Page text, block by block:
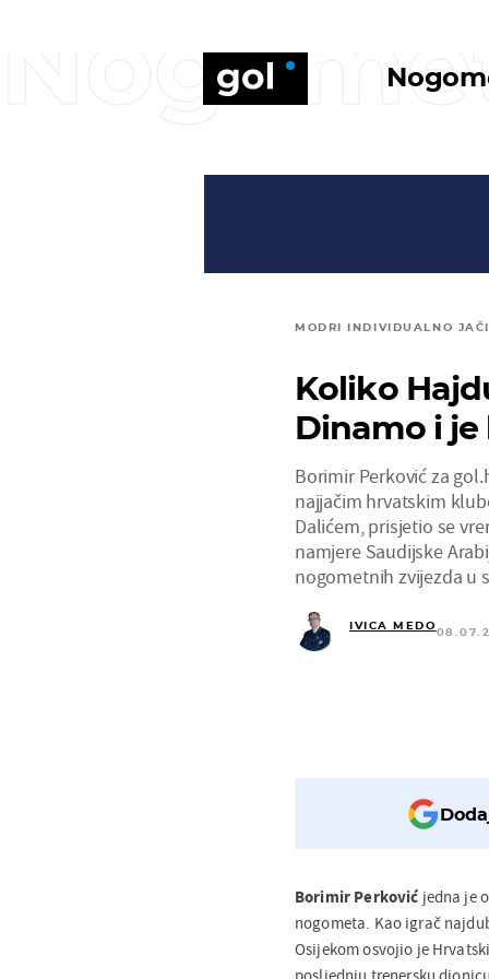
MODRI INDIVIDUALNO JAČI
Koliko
Dinamo i
Borimir Perković za
najjačim hrvatskim
Dalićem, prisjetio se
namjere Saudijske
nogometnih zvijezda u
IVICA MEDO
Borimir Perković jedna je
nogometa. Kao igrač
Osijekom osvojio je